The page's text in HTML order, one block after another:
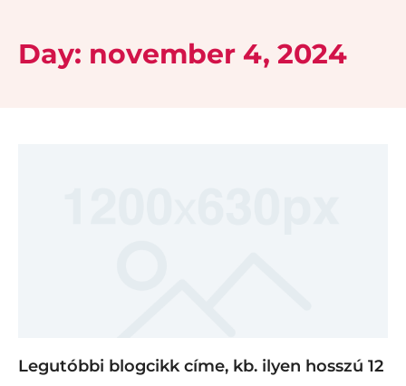
Day: november 4, 2024
Legutóbbi blogcikk címe, kb. ilyen hosszú 12